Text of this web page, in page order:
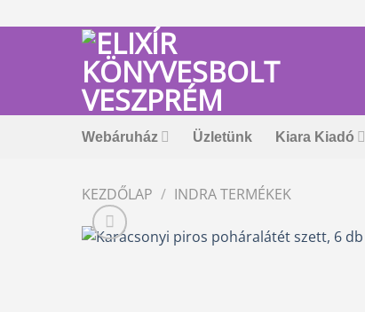
to
Webáruház Üzletünk Kiara Kiadó
KEZDŐLAP / INDRA TERMÉKEK